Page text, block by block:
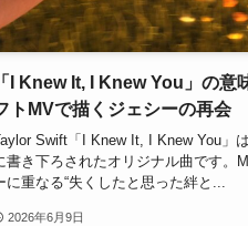
「I Knew It, I Knew You」の意
トMVで描くジェシーの再会
Swift「I Knew It, I Knew You」
書き下ろされたオリジナル曲です。
に重なる“失くしたと思った絆と...
2026年6月9日